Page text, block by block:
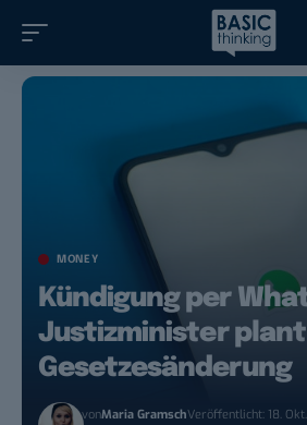
MONEY
Kündigung per
Justizminister plant
Gesetzesänderung
vonMaria GramschVeröffentlicht: 18.